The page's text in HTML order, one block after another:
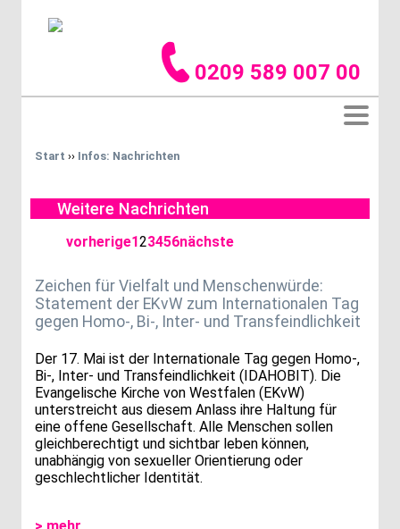
0209 589 007 00
Start ›› Infos: Nachrichten
Weitere Nachrichten
vorherige123456nächste
Zeichen für Vielfalt und Menschenwürde:
Statement der EKvW zum Internationalen Tag
gegen Homo-, Bi-, Inter- und Transfeindlichkeit
Der 17. Mai ist der Internationale Tag gegen Homo-,
Bi-, Inter- und Transfeindlichkeit (IDAHOBIT). Die
Evangelische Kirche von Westfalen (EKvW)
unterstreicht aus diesem Anlass ihre Haltung für
eine offene Gesellschaft. Alle Menschen sollen
gleichberechtigt und sichtbar leben können,
unabhängig von sexueller Orientierung oder
geschlechtlicher Identität.